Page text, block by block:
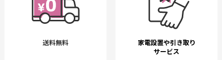
送料無料
家電設置や引き取り
サービス